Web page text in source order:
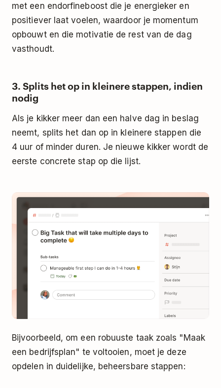
met een endorfineboost die je energieker en
positiever laat voelen, waardoor je momentum
opbouwt en die motivatie de rest van de dag
vasthoudt.
3. Splits het op in kleinere stappen, indien
nodig
Als je kikker meer dan een halve dag in beslag
neemt, splits het dan op in kleinere stappen die
4 uur of minder duren. Je nieuwe kikker wordt de
eerste concrete stap op die lijst.
Bijvoorbeeld, om een robuuste taak zoals "Maak
een bedrijfsplan" te voltooien, moet je deze
opdelen in duidelijke, beheersbare stappen: